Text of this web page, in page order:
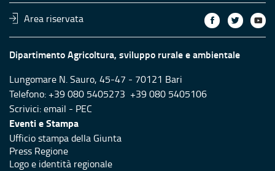
Area riservata
Dipartimento Agricoltura, sviluppo rurale e ambientale
Lungomare N. Sauro, 45-47 - 70121 Bari
Telefono: +39 080 5405273 +39 080 5405106
Scrivici:email - PEC
Eventi e Stampa
Ufficio stampa della Giunta
Press Regione
Logo e identità regionale